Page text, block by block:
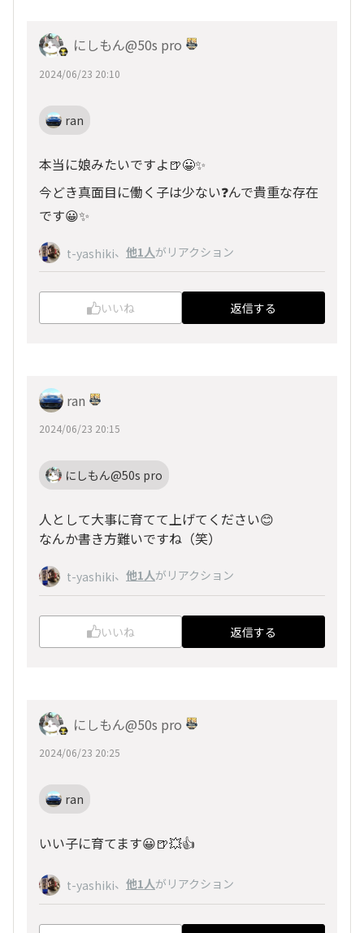
にしもん@50s pro
2024/06/23 20:10
ran
本当に娘みたいですよ🍺😀✨
今どき真面目に働く子は少ない❓んで貴重な存在
です😀✨
t-yashiki、 他1人がリアクション
いいね 返信する
ran
2024/06/23 20:15
にしもん@50s pro
人として大事に育てて上げてください😊
なんか書き方難いですね（笑）
t-yashiki、 他1人がリアクション
いいね 返信する
にしもん@50s pro
2024/06/23 20:25
ran
いい子に育てます😀🍺💥👍
t-yashiki、 他1人がリアクション